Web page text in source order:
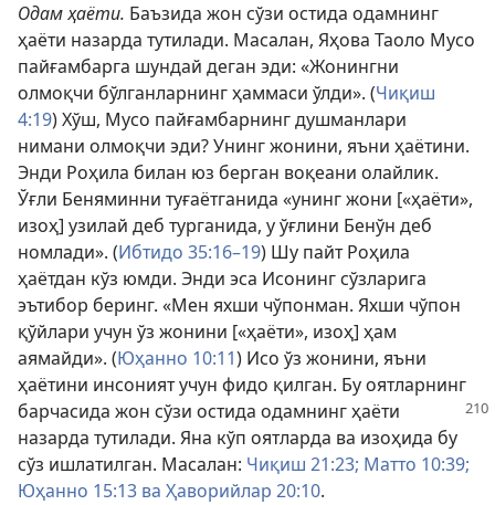
Одам ҳаёти. Баъзида жон сўзи остида одамнинг
ҳаёти назарда тутилади. Масалан, Яҳова Таоло Мусо
пайғамбарга шундай деган эди: «Жонингни
олмоқчи бўлганларнинг ҳаммаси ўлди». (Чиқиш
4:19) Хўш, Мусо пайғамбарнинг душманлари
нимани олмоқчи эди? Унинг жонини, яъни ҳаётини.
Энди Роҳила билан юз берган воқеани олайлик.
Ўғли Беняминни туғаётганида «унинг жони [«ҳаёти»,
изоҳ] узилай деб турганида, у ўғлини Бенўн деб
номлади». (Ибтидо 35:16–19) Шу пайт Роҳила
ҳаётдан кўз юмди. Энди эса Исонинг сўзларига
эътибор беринг. «Мен яхши чўпонман. Яхши чўпон
қўйлари учун ўз жонини [«ҳаёти», изоҳ] ҳам
аямайди». (Юҳанно 10:11) Исо ўз жонини, яъни
ҳаётини инсоният учун фидо қилган. Бу оятларнинг
барчасида жон сўзи остида одамнинг ҳаёти
назарда тутилади. Яна кўп оятларда ва изоҳида бу
сўз ишлатилган. Масалан: Чиқиш 21:23; Матто 10:39;
Юҳанно 15:13 ва Ҳаворийлар 20:10.